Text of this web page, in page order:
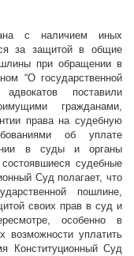
с наличием иных
за защитой в общие
при обращении в
“О государственной
поставили
гражданами,
права на судебную
об уплате
в суды и органы
судебные
Суд полагает, что
пошлине,
своих прав в суд и
особенно в
уплатить
Конституционный Суд